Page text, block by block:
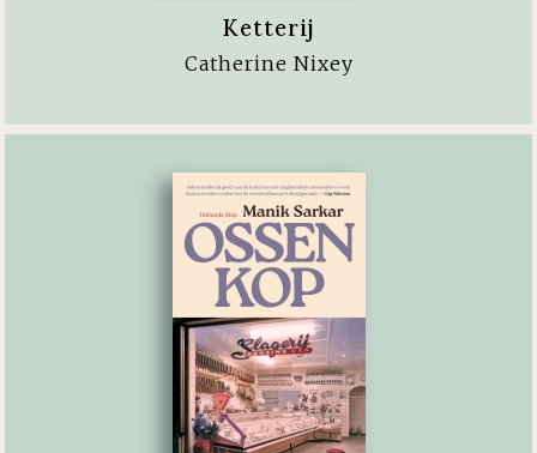
Ketterij
Catherine Nixey